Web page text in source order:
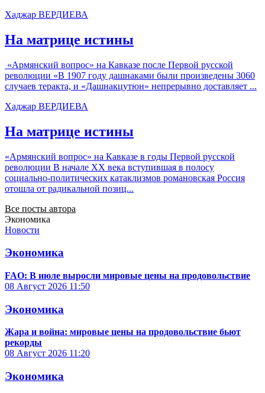
Хаджар ВЕРДИЕВА
На матрице истины
«Армянский вопрос» на Кавказе после Первой русской
революции «В 1907 году дашнаками были произведены 3060
случаев теракта, и «Дашнакцутюн» непрерывно доставляет ...
Хаджар ВЕРДИЕВА
На матрице истины
«Армянский вопрос» на Кавказе в годы Первой русской
революции В начале ХХ века вступившая в полосу
социально-политических катаклизмов романовская Россия
отошла от радикальной позиц...
Все посты автора
Экономика
Новости
Экономика
FAO: В июле выросли мировые цены на продовольствие
08 Август 2026 11:50
Экономика
Жара и война: мировые цены на продовольствие бьют
рекорды
08 Август 2026 11:20
Экономика